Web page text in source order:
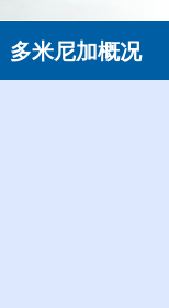
多米尼加概况